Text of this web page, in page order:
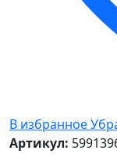
В избранное
Артикул: